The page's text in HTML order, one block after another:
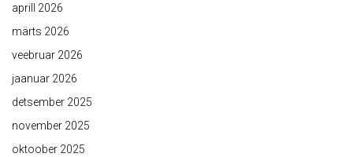
aprill 2026
märts 2026
veebruar 2026
jaanuar 2026
detsember 2025
november 2025
oktoober 2025